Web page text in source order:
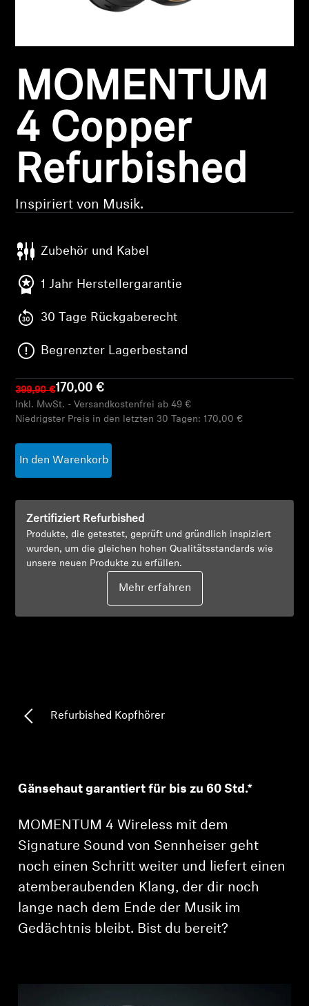
Hearing
Hearing
TV-Kopfhörer
Soundbars
AMBEO Soundbars und Subs
AMBEO entdecken
AMBEO Ersatzteile & Zubehör
Entdecken
Über uns
Innovationen
Soundspace
MOMENTUM
4 Copper
Refurbished
Inspiriert von Musik.
Zubehör und Kabel
1 Jahr Herstellergarantie
30 Tage Rückgaberecht
Begrenzter Lagerbestand
399,90 €170,00 €
Inkl. MwSt. - Versandkostenfrei ab 49 €
Niedrigster Preis in den letzten 30 Tagen: 170,00 €
In den Warenkorb
Zertifiziert Refurbished
Produkte, die getestet, geprüft und gründlich inspiziert
wurden, um die gleichen hohen Qualitätsstandards wie
unsere neuen Produkte zu erfüllen.
Mehr erfahren
Refurbished Kopfhörer
Gänsehaut garantiert für bis zu 60 Std.*
MOMENTUM 4 Wireless mit dem
Signature Sound von Sennheiser geht
noch einen Schritt weiter und liefert einen
atemberaubenden Klang, der dir noch
lange nach dem Ende der Musik im
Gedächtnis bleibt. Bist du bereit?